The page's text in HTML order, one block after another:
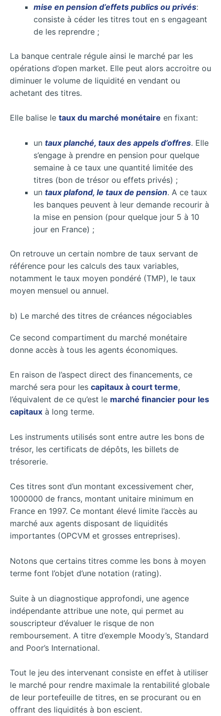
mise en pension d’effets publics ou privés:
consiste à céder les titres tout en s engageant
de les reprendre ;
La banque centrale régule ainsi le marché par les
opérations d’open market. Elle peut alors accroitre ou
diminuer le volume de liquidité en vendant ou
achetant des titres.
Elle balise le taux du marché monétaire en fixant:
un taux planché, taux des appels d’offres. Elle
s’engage à prendre en pension pour quelque
semaine à ce taux une quantité limitée des
titres (bon de trésor ou effets privés) ;
un taux plafond, le taux de pension. A ce taux
les banques peuvent à leur demande recourir à
la mise en pension (pour quelque jour 5 à 10
jour en France) ;
On retrouve un certain nombre de taux servant de
référence pour les calculs des taux variables,
notamment le taux moyen pondéré (TMP), le taux
moyen mensuel ou annuel.
b) Le marché des titres de créances négociables
Ce second compartiment du marché monétaire
donne accès à tous les agents économiques.
En raison de l’aspect direct des financements, ce
marché sera pour les capitaux à court terme,
l’équivalent de ce qu’est le marché financier pour les
capitaux à long terme.
Les instruments utilisés sont entre autre les bons de
trésor, les certificats de dépôts, les billets de
trésorerie.
Ces titres sont d’un montant excessivement cher,
1000000 de francs, montant unitaire minimum en
France en 1997. Ce montant élevé limite l’accès au
marché aux agents disposant de liquidités
importantes (OPCVM et grosses entreprises).
Notons que certains titres comme les bons à moyen
terme font l’objet d’une notation (rating).
Suite à un diagnostique approfondi, une agence
indépendante attribue une note, qui permet au
souscripteur d’évaluer le risque de non
remboursement. A titre d’exemple Moody’s, Standard
and Poor’s International.
Tout le jeu des intervenant consiste en effet à utiliser
le marché pour rendre maximale la rentabilité globale
de leur portefeuille de titres, en se procurant ou en
offrant des liquidités à bon escient.